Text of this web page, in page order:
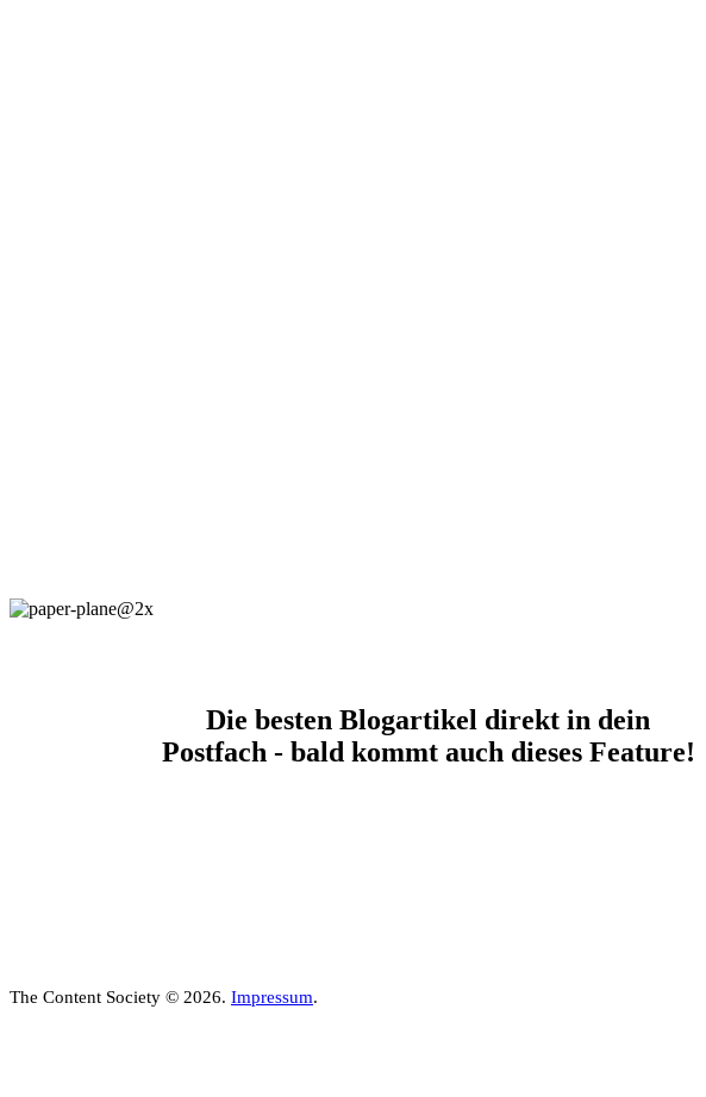
Die besten Blogartikel direkt in dein
Postfach - bald kommt auch dieses Feature!
The Content Society © 2026. Impressum.